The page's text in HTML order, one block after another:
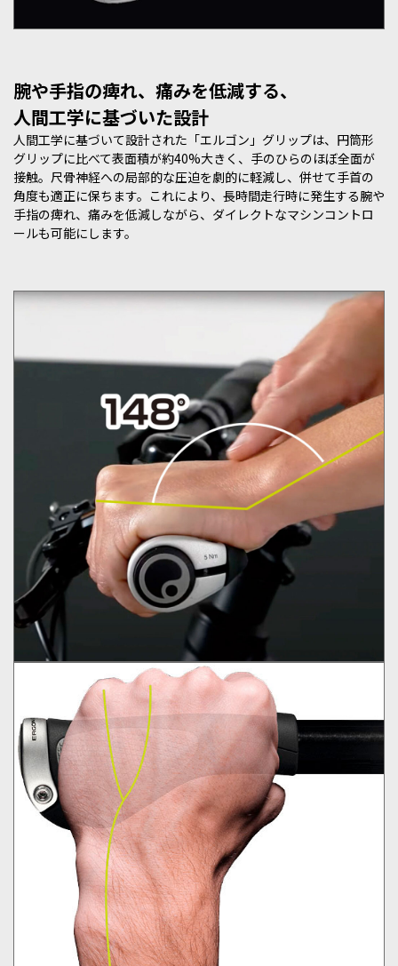
腕や手指の痺れ、痛みを低減する、
人間工学に基づいた設計
人間工学に基づいて設計された「エルゴン」グリップは、円筒形
グリップに比べて表面積が約40%大きく、手のひらのほぼ全面が
接触。尺骨神経への局部的な圧迫を劇的に軽減し、併せて手首の
角度も適正に保ちます。これにより、長時間走行時に発生する腕や
手指の痺れ、痛みを低減しながら、ダイレクトなマシンコントロ
ールも可能にします。